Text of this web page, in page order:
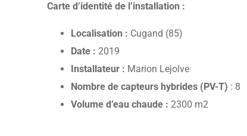
Carte d’identité de l’installation :
Localisation : Cugand (85)
Date : 2019
Installateur : Marion Lejolve
Nombre de capteurs hybrides (PV-T) : 8
Volume d’eau chaude : 2300 m2